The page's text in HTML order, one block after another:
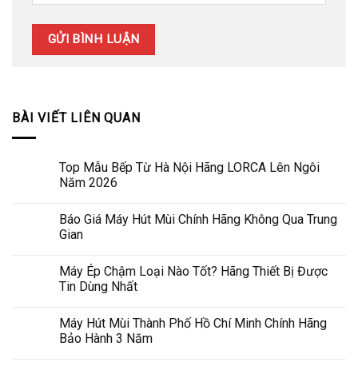
BÀI VIẾT LIÊN QUAN
Top Mẫu Bếp Từ Hà Nội Hãng LORCA Lên Ngôi
Năm 2026
Báo Giá Máy Hút Mùi Chính Hãng Không Qua Trung
Gian
Máy Ép Chậm Loại Nào Tốt? Hãng Thiết Bị Được
Tin Dùng Nhất
Máy Hút Mùi Thành Phố Hồ Chí Minh Chính Hãng
Bảo Hành 3 Năm